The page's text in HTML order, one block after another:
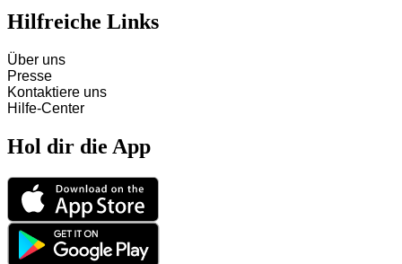
Hilfreiche Links
Über uns
Presse
Kontaktiere uns
Hilfe-Center
Hol dir die App